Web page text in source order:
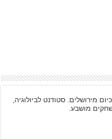
מירושלים. סטודנט לביולוגיה,
מושבע.